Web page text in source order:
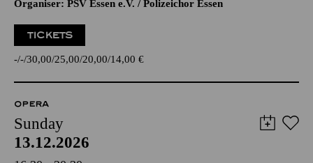
Organiser: PSV Essen e.V. / Polizeichor Essen
TICKETS
- - 30,00 25,00 20,00 14,00 €
OPERA
Sunday
13.12.2026